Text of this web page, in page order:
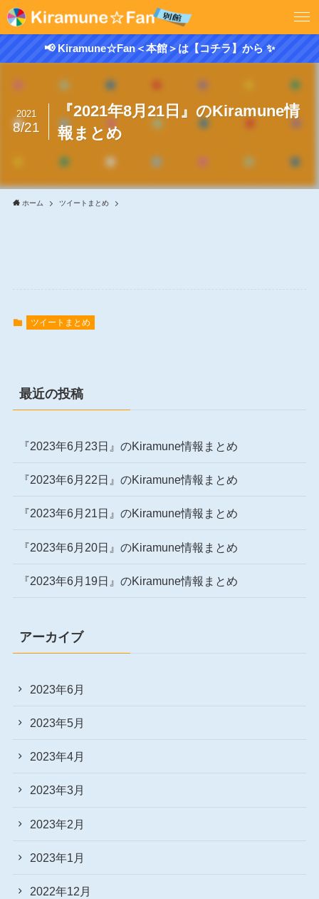
📢 Kiramune☆Fan＜本館＞は【コチラ】から ✨
『2021年8月21日』のKiramune情
報まとめ
2021
8/21
ホーム ツイートまとめ
ツイートまとめ
最近の投稿
『2023年6月23日』のKiramune情報まとめ
『2023年6月22日』のKiramune情報まとめ
『2023年6月21日』のKiramune情報まとめ
『2023年6月20日』のKiramune情報まとめ
『2023年6月19日』のKiramune情報まとめ
アーカイブ
2023年6月
2023年5月
2023年4月
2023年3月
2023年2月
2023年1月
2022年12月